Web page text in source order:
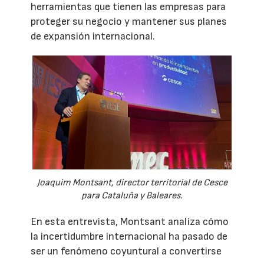
herramientas que tienen las empresas para
proteger su negocio y mantener sus planes
de expansión internacional.
Joaquim Montsant, director territorial de Cesce
para Cataluña y Baleares.
En esta entrevista, Montsant analiza cómo
la incertidumbre internacional ha pasado de
ser un fenómeno coyuntural a convertirse